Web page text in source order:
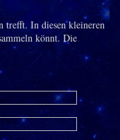
trefft. In diesen kleineren
könnt. Die